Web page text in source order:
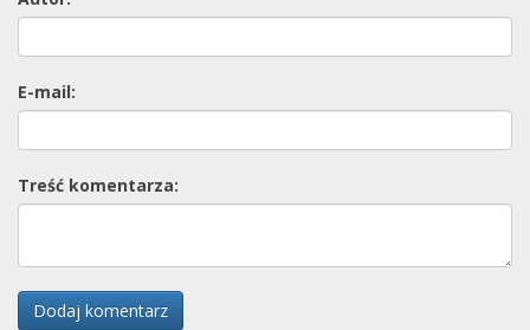
E-mail:
Treść komentarza:
Dodaj komentarz